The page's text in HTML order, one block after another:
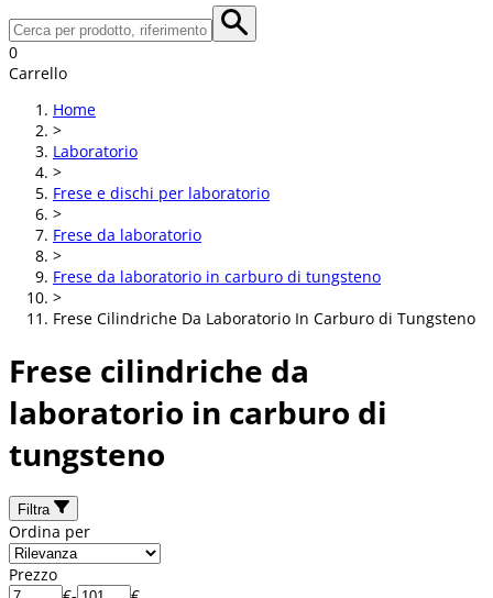
0
Carrello
Home
>
Laboratorio
>
Frese e dischi per laboratorio
>
Frese da laboratorio
>
Frese da laboratorio in carburo di tungsteno
>
Frese Cilindriche Da Laboratorio In Carburo di Tungsteno
Frese cilindriche da
laboratorio in carburo di
tungsteno
Filtra
Ordina per
Prezzo